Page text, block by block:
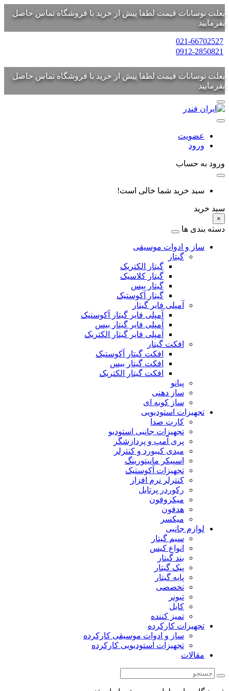
بعلت نوسانات قیمت لطفا پیش از خرید با فروشگاه تماس حاصل
بفرمایید
021-66702527
0912-2850821
بعلت نوسانات قیمت لطفا پیش از خرید با فروشگاه تماس حاصل
بفرمایید
عضویت
ورود
ورود به حساب
سبد خرید شما خالی است!
سبد خرید
×
دسته بندی ها
ساز و ادوات موسیقی
گیتار
گیتار الکتریک
گیتار کلاسیک
گیتار بیس
گیتار آکوستیک
آمپلی فایر گیتار
آمپلی فایر گیتار آکوستیک
آمپلی فایر گیتار بیس
آمپلی فایر گیتار الکتریک
افکت گیتار
افکت گیتار آکوستیک
افکت گیتار بیس
افکت گیتار الکتریک
پیانو
ساز دهنی
ساز کوبه ای
تجهیزات استودیویی
کارت صدا
تجهیزات جانبی استودیو
پری آمپ و پردازشگر
میدی کیبورد و کنترلر
اسپیکر مانیتورینگ
تجهیزات آکوستیک
کنترلر نرم افزار
رکوردر پرتابل
میکروفون
هدفون
میکسر
لوازم جانبی
سیم گیتار
انواع کیس
بند گیتار
پیک گیتار
پایه گیتار
تخصصی
تیونر
کابل
تمیز کننده
تجهیزات کارکرده
ساز و ادوات موسیقی کارکرده
تجهیزات استودیویی کارکرده
مقالات